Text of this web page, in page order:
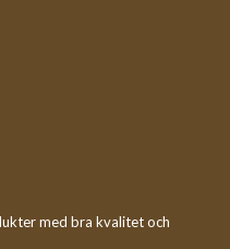
med bra kvalitet och